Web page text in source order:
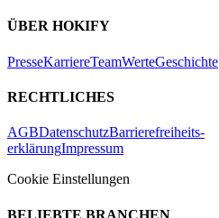
ÜBER HOKIFY
PresseKarriereTeamWerteGeschichte
RECHTLICHES
AGBDatenschutzBarrierefreiheits-
erklärungImpressum
Cookie Einstellungen
BELIEBTE BRANCHEN